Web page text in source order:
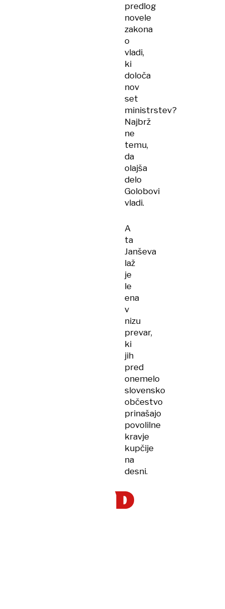
predlog
novele
zakona
o
vladi,
ki
določa
nov
set
ministrstev?
Najbrž
ne
temu,
da
olajša
delo
Golobovi
vladi.
A
ta
Janševa
laž
je
le
ena
v
nizu
prevar,
ki
jih
pred
onemelo
slovensko
občestvo
prinašajo
povolilne
kravje
kupčije
na
desni.